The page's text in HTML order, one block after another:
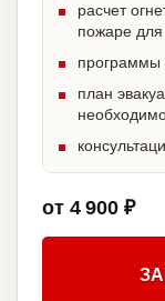
расчет
пожаре для
программы
план
от 4 900 ₽